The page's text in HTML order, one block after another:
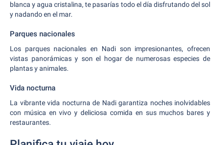
blanca y agua cristalina, te pasarías todo el día disfrutando del sol
y nadando en el mar.
Parques nacionales
Los parques nacionales en Nadi son impresionantes, ofrecen
vistas panorámicas y son el hogar de numerosas especies de
plantas y animales.
Vida nocturna
La vibrante vida nocturna de Nadi garantiza noches inolvidables
con música en vivo y deliciosa comida en sus muchos bares y
restaurantes.